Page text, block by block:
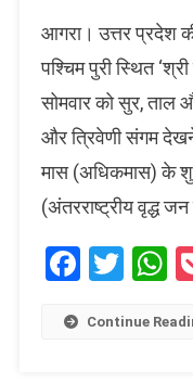
आगरा। उत्तर प्रदेश
पश्चिम पुरी स्थित
सोमवार को सुर,
और त्रिवेणी संगम
मास (अधिकमास) के
(अंतरराष्ट्रीय वृद्ध
Continue